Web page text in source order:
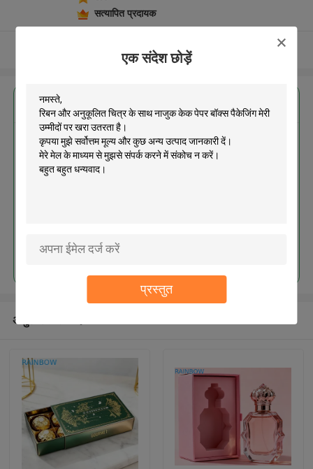
एक संदेश छोड़ें
प्रस्तुत
सत्यापित प्रदायक
और देखो
सबसे उत्तम प्रतिदान प्राप्त करें
रिबन और अनुकूलित चित्र के साथ नाजुक
केक पेपर बॉक्स पैकेजिंग
अनुशंसित उत्पाद